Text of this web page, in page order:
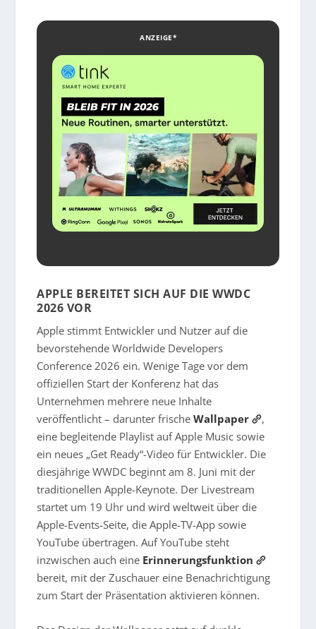
ANZEIGE*
APPLE BEREITET SICH AUF DIE WWDC
2026 VOR
Apple stimmt Entwickler und Nutzer auf die
bevorstehende Worldwide Developers
Conference 2026 ein. Wenige Tage vor dem
offiziellen Start der Konferenz hat das
Unternehmen mehrere neue Inhalte
veröffentlicht – darunter frischeWallpaper
,
eine begleitende Playlist auf Apple Music sowie
ein neues „Get Ready“-Video für Entwickler. Die
diesjährige WWDC beginnt am 8. Juni mit der
traditionellen Apple-Keynote. Der Livestream
startet um 19 Uhr und wird weltweit über die
Apple-Events-Seite, die Apple-TV-App sowie
YouTube übertragen. Auf YouTube steht
inzwischen auch eine Erinnerungsfunktion
bereit, mit der Zuschauer eine Benachrichtigung
zum Start der Präsentation aktivieren können.